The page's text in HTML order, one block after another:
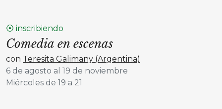
⦿ inscribiendo
Comedia en escenas
con Teresita Galimany (Argentina)
6 de agosto al 19 de noviembre
Miércoles de 19 a 21